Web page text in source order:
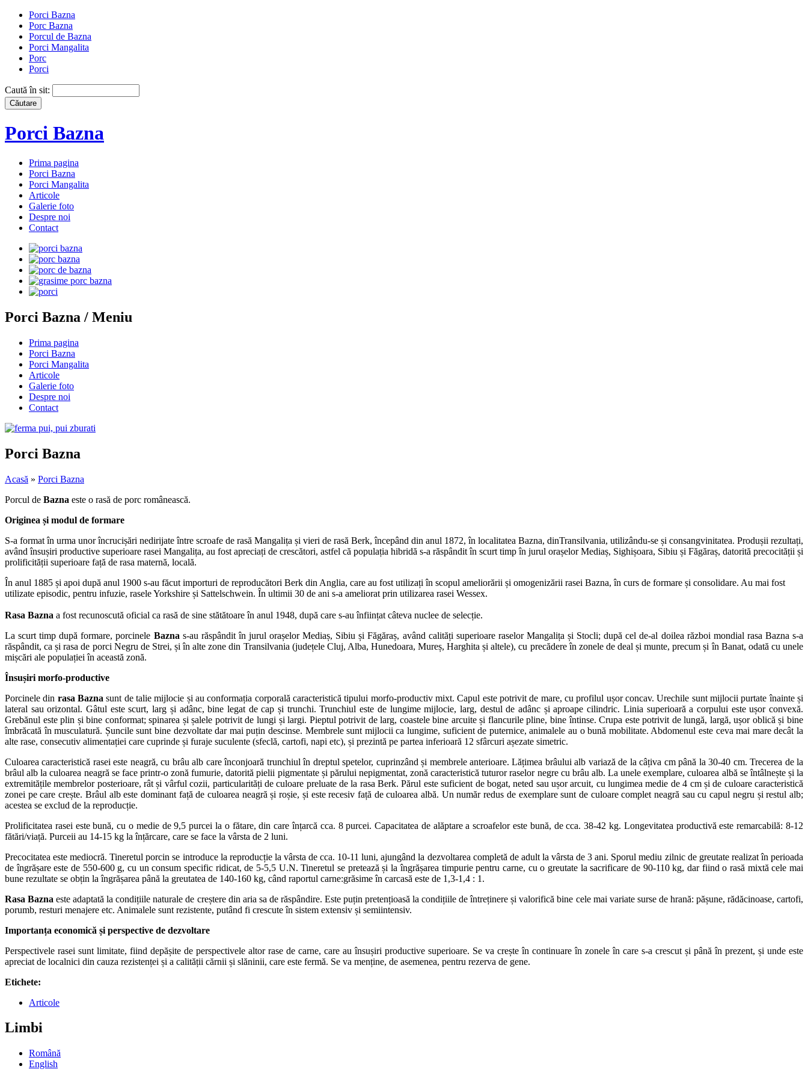
Porci Bazna
Porc Bazna
Porcul de Bazna
Porci Mangalita
Porc
Porci
Caută în sit:
Porci Bazna
Prima pagina
Porci Bazna
Porci Mangalita
Articole
Galerie foto
Despre noi
Contact
Porci Bazna / Meniu
Prima pagina
Porci Bazna
Porci Mangalita
Articole
Galerie foto
Despre noi
Contact
Porci Bazna
Acasă » Porci Bazna
Porcul de Bazna este o rasă de porc românească.
Originea și modul de formare
S-a format în urma unor încrucișări nedirijate între scroafe de rasă Mangalița și vieri de rasă Berk, începând din anul 1872, în localitatea Bazna, dinTransilvania, utilizându-se și consangvinitatea. Produșii rezultați,
având însușiri productive superioare rasei Mangalița, au fost apreciați de crescători, astfel că populația hibridă s-a răspândit în scurt timp în jurul orașelor Mediaș, Sighișoara, Sibiu și Făgăraș, datorită precocității și
prolificității superioare față de rasa maternă, locală.
În anul 1885 și apoi după anul 1900 s-au făcut importuri de reproducători Berk din Anglia, care au fost utilizați în scopul ameliorării și omogenizării rasei Bazna, în curs de formare și consolidare. Au mai fost
utilizate episodic, pentru infuzie, rasele Yorkshire și Sattelschwein. În ultimii 30 de ani s-a ameliorat prin utilizarea rasei Wessex.
Rasa Bazna a fost recunoscută oficial ca rasă de sine stătătoare în anul 1948, după care s-au înființat câteva nuclee de selecție.
La scurt timp după formare, porcinele Bazna s-au răspândit în jurul orașelor Mediaș, Sibiu și Făgăraș, având calități superioare raselor Mangalița și Stocli; după cel de-al doilea război mondial rasa Bazna s-a
răspândit, ca și rasa de porci Negru de Strei, și în alte zone din Transilvania (județele Cluj, Alba, Hunedoara, Mureș, Harghita și altele), cu precădere în zonele de deal și munte, precum și în Banat, odată cu unele
mișcări ale populației în această zonă.
Însușiri morfo-productive
Porcinele din rasa Bazna sunt de talie mijlocie și au conformația corporală caracteristică tipului morfo-productiv mixt. Capul este potrivit de mare, cu profilul ușor concav. Urechile sunt mijlocii purtate înainte și
lateral sau orizontal. Gâtul este scurt, larg și adânc, bine legat de cap și trunchi. Trunchiul este de lungime mijlocie, larg, destul de adânc și aproape cilindric. Linia superioară a corpului este ușor convexă.
Grebănul este plin și bine conformat; spinarea și șalele potrivit de lungi și largi. Pieptul potrivit de larg, coastele bine arcuite și flancurile pline, bine întinse. Crupa este potrivit de lungă, largă, ușor oblică și bine
îmbrăcată în musculatură. Șuncile sunt bine dezvoltate dar mai puțin descinse. Membrele sunt mijlocii ca lungime, suficient de puternice, animalele au o bună mobilitate. Abdomenul este ceva mai mare decât la
alte rase, consecutiv alimentației care cuprinde și furaje suculente (sfeclă, cartofi, napi etc), și prezintă pe partea inferioară 12 sfârcuri așezate simetric.
Culoarea caracteristică rasei este neagră, cu brâu alb care înconjoară trunchiul în dreptul spetelor, cuprinzând și membrele anterioare. Lățimea brâului alb variază de la câțiva cm până la 30-40 cm. Trecerea de la
brâul alb la culoarea neagră se face printr-o zonă fumurie, datorită pielii pigmentate și părului nepigmentat, zonă caracteristică tuturor raselor negre cu brâu alb. La unele exemplare, culoarea albă se întâlnește și la
extremitățile membrelor posterioare, rât și vârful cozii, particularități de culoare preluate de la rasa Berk. Părul este suficient de bogat, neted sau ușor arcuit, cu lungimea medie de 4 cm și de culoare caracteristică
zonei pe care crește. Brâul alb este dominant față de culoarea neagră și roșie, și este recesiv față de culoarea albă. Un număr redus de exemplare sunt de culoare complet neagră sau cu capul negru și restul alb;
acestea se exclud de la reproducție.
Prolificitatea rasei este bună, cu o medie de 9,5 purcei la o fătare, din care înțarcă cca. 8 purcei. Capacitatea de alăptare a scroafelor este bună, de cca. 38-42 kg. Longevitatea productivă este remarcabilă: 8-12
fătări/viață. Purceii au 14-15 kg la înțărcare, care se face la vârsta de 2 luni.
Precocitatea este mediocră. Tineretul porcin se introduce la reproducție la vârsta de cca. 10-11 luni, ajungând la dezvoltarea completă de adult la vârsta de 3 ani. Sporul mediu zilnic de greutate realizat în perioada
de îngrășare este de 550-600 g, cu un consum specific ridicat, de 5-5,5 U.N. Tineretul se pretează și la îngrășarea timpurie pentru carne, cu o greutate la sacrificare de 90-110 kg, dar fiind o rasă mixtă cele mai
bune rezultate se obțin la îngrășarea până la greutatea de 140-160 kg, când raportul carne:grăsime în carcasă este de 1,3-1,4 : 1.
Rasa Bazna este adaptată la condițiile naturale de creștere din aria sa de răspândire. Este puțin pretențioasă la condițiile de întreținere și valorifică bine cele mai variate surse de hrană: pășune, rădăcinoase, cartofi,
porumb, resturi menajere etc. Animalele sunt rezistente, putând fi crescute în sistem extensiv și semiintensiv.
Importanța economică și perspective de dezvoltare
Perspectivele rasei sunt limitate, fiind depășite de perspectivele altor rase de carne, care au însușiri productive superioare. Se va crește în continuare în zonele în care s-a crescut și până în prezent, și unde este
apreciat de localnici din cauza rezistenței și a calității cărnii și slăninii, care este fermă. Se va menține, de asemenea, pentru rezerva de gene.
Etichete:
Articole
Limbi
Română
English